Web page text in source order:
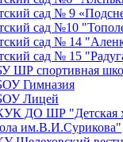
сад № 9
сад №10
сад № 14
сад № 15
ШР спортивная
Гимназия
Лицей
ДО ШР "Детская
им.В.И.Сурикова"